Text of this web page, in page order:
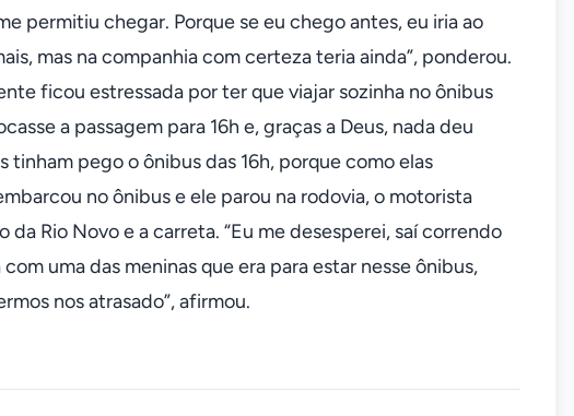
permitiu chegar. Porque se eu chego antes, eu iria ao
mas na companhia com certeza teria ainda”, ponderou.
ficou estressada por ter que viajar sozinha no ônibus
a passagem para 16h e, graças a Deus, nada deu
pego o ônibus das 16h, porque como elas
no ônibus e ele parou na rodovia, o motorista
Rio Novo e a carreta. “Eu me desesperei, saí correndo
uma das meninas que era para estar nesse ônibus,
nos atrasado”, afirmou.